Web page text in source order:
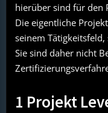
hierüber sind für den
Die eigentliche
seinem
Sie sind daher nicht
1 Projekt